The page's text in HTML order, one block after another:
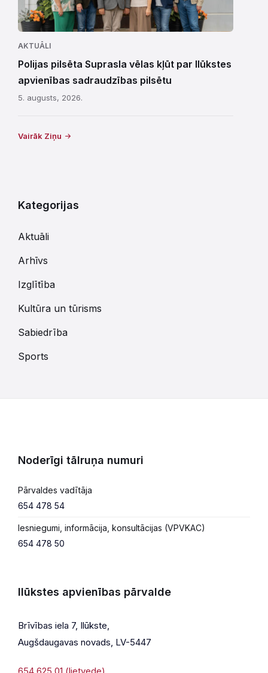
AKTUĀLI
Polijas pilsēta Suprasla vēlas kļūt par Ilūkstes
apvienības sadraudzības pilsētu
5. augusts, 2026.
Vairāk Ziņu
Kategorijas
Aktuāli
Arhīvs
Izglītība
Kultūra un tūrisms
Sabiedrība
Sports
Noderīgi tālruņa numuri
Pārvaldes vadītāja
654 478 54
Iesniegumi, informācija, konsultācijas (VPVKAC)
654 478 50
Ilūkstes apvienības pārvalde
Brīvības iela 7, Ilūkste,
Augšdaugavas novads, LV-5447